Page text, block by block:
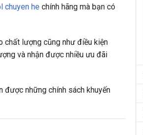
chuyen he chính hãng mà bạn có
chất lượng cũng như điều kiện
và nhận được nhiều ưu đãi
được những chính sách khuyến